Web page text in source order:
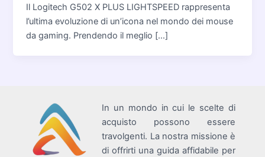
Il Logitech G502 X PLUS LIGHTSPEED rappresenta
l’ultima evoluzione di un’icona nel mondo dei mouse
da gaming. Prendendo il meglio […]
In un mondo in cui le scelte di
acquisto possono essere
travolgenti. La nostra missione è
di offrirti una guida affidabile per